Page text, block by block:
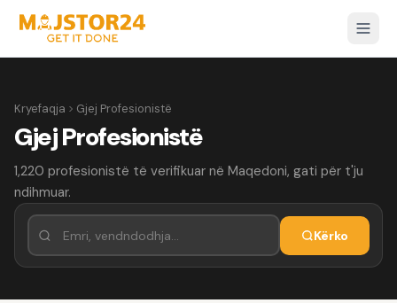
Kryefaqja Gjej Profesionistë
Gjej Profesionistë
1,220 profesionistë të verifikuar në Maqedoni, gati për t'ju
ndihmuar.
Kërko